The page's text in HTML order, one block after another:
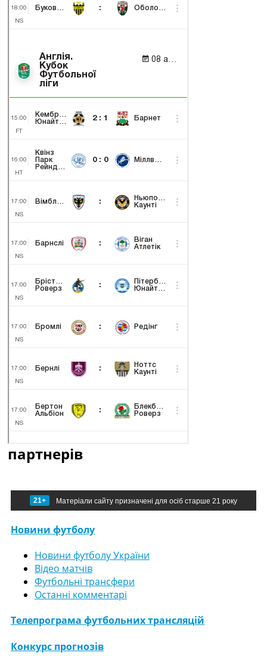
партнерів
21+ Матеріали сайту призначені для осіб старше 21 року
Новини футболу
Новини футболу України
Відео матчів
Футбольні трансфери
Останні комментарі
Телепрограма футбольних трансляцій
Конкурс прогнозів